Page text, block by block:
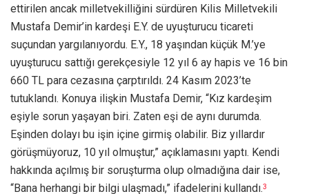
ettirilen ancak milletvekilliğini sürdüren Kilis Milletvekili
Mustafa Demir’in kardeşi E.Y. de uyuşturucu ticareti
suçundan yargılanıyordu. E.Y., 18 yaşından küçük M.’ye
uyuşturucu sattığı gerekçesiyle 12 yıl 6 ay hapis ve 16 bin
660 TL para cezasına çarptırıldı. 24 Kasım 2023’te
tutuklandı. Konuya ilişkin Mustafa Demir, “Kız kardeşim
eşiyle sorun yaşayan biri. Zaten eşi de aynı durumda.
Eşinden dolayı bu işin içine girmiş olabilir. Biz yıllardır
görüşmüyoruz, 10 yıl olmuştur,” açıklamasını yaptı. Kendi
hakkında açılmış bir soruşturma olup olmadığına dair ise,
“Bana herhangi bir bilgi ulaşmadı,” ifadelerini kullandı.3